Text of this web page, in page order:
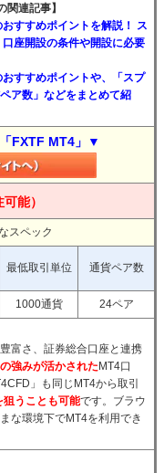
関連記事】
すすめポイントを解説！ ス
座開設の条件や開設に必要
すすめポイントや、「スプ
ア数」などをまとめて紹
FXTF MT4」▼
可能）
スペック
最低取引単位 通貨ペア数
1000通貨 24ペア
富さ、証券総合口座と連携
強みが活かされた MT4口
」も同じMT4から取引
狙うことも可能です。ブラウ
な環境下でMT4を利用でき